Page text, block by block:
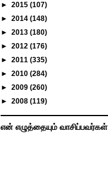
► 2015 (107)
► 2014 (148)
► 2013 (180)
► 2012 (176)
► 2011 (335)
► 2010 (284)
► 2009 (260)
► 2008 (119)
என் எழுத்தையும் வாசிப்பவர்கள்